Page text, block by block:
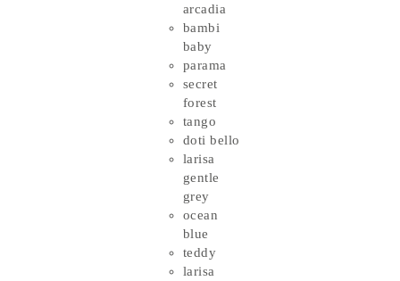
arcadia
bambi
baby
parama
secret
forest
tango
doti bello
larisa
gentle
grey
ocean
blue
teddy
larisa